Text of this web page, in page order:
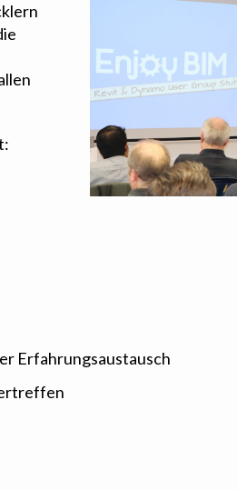
Erfahrungsaustausch